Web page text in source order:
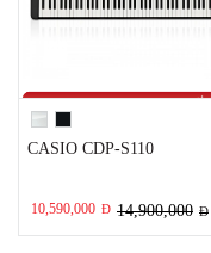
CASIO CDP-S110
10,590,000 Đ 14,900,000 Đ